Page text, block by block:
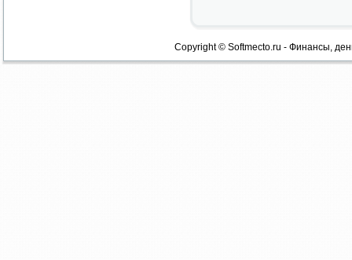
Copyright © Softmecto.ru - Финансы,